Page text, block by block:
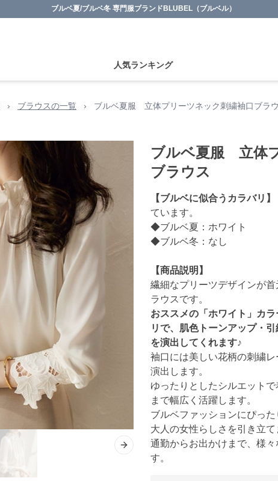
ブルベ夏/ブルベ冬 専門服ブランドBLUBEL（ブルベル）
人気ランキング
› ブラウスの一覧 › ブルベ夏服 立体プリーツネック刺繍袖口ブラ
Next slide
ブルベ夏服 立体
ブラウス
【ブルベに似合うカラバリ】
ています。
◆ブルベ夏：ホワイト
◆ブルベ冬：なし
【商品説明】
繊細なプリーツデザインが
ラウスです。
おススメの「ホワイト」カ
リで、肌色トーンアップ・
を演出してくれます♪
袖口には美しい花柄の刺繍
演出します。
ゆったりとしたシルエット
まで幅広く活躍します。
ブルベファッションにぴっ
大人の女性らしさを引き立て
通勤からお出かけまで、様
す。